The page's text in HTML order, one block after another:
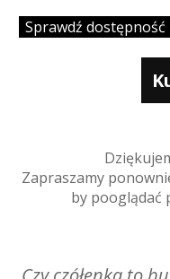
Sprawdź dostępność
Zapraszamy
by pooglądać